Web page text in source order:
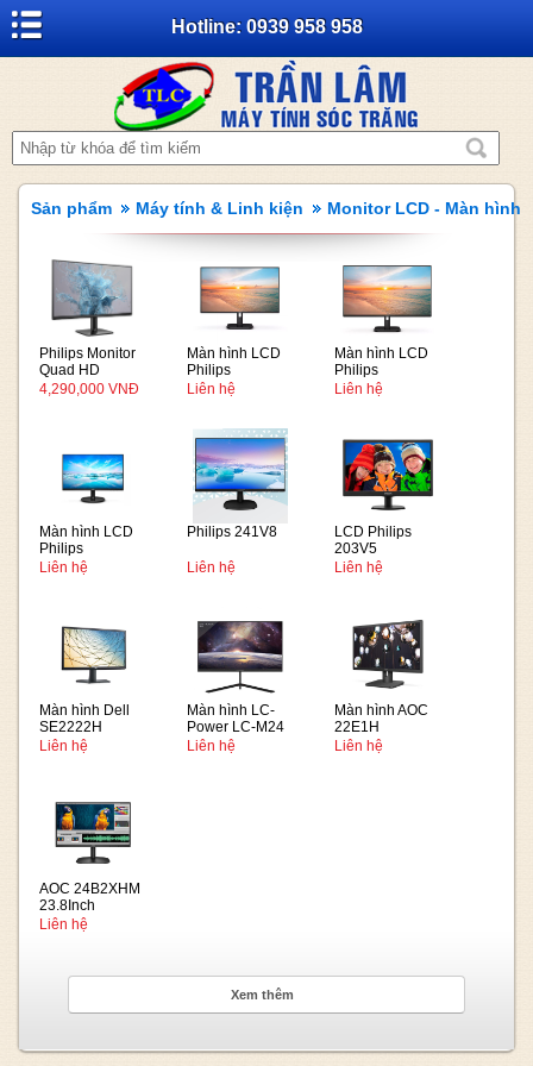
Hotline: 0939 958 958
Sản phẩm Máy tính & Linh kiện Monitor LCD - Màn hình
Philips Monitor
Quad HD
monitor
4,290,000 VNĐ
Màn hình LCD
Philips
24E1N1100D/74
Liên hệ
Màn hình LCD
Philips
27E1N1100D/74
Liên hệ
Màn hình LCD
Philips
221V8LB/74
Liên hệ
Philips 241V8
Liên hệ
LCD Philips
203V5
Liên hệ
Màn hình Dell
SE2222H
21.5Inch VA
Liên hệ
Màn hình LC-
Power LC-M24
Liên hệ
Màn hình AOC
22E1H
Liên hệ
AOC 24B2XHM
23.8Inch
Liên hệ
Xem thêm